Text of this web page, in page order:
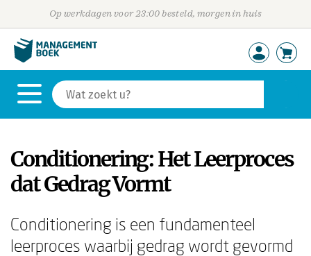
Op werkdagen voor 23:00 besteld, morgen in huis
Conditionering: Het Leerproces
dat Gedrag Vormt
Conditionering is een fundamenteel
leerproces waarbij gedrag wordt gevormd